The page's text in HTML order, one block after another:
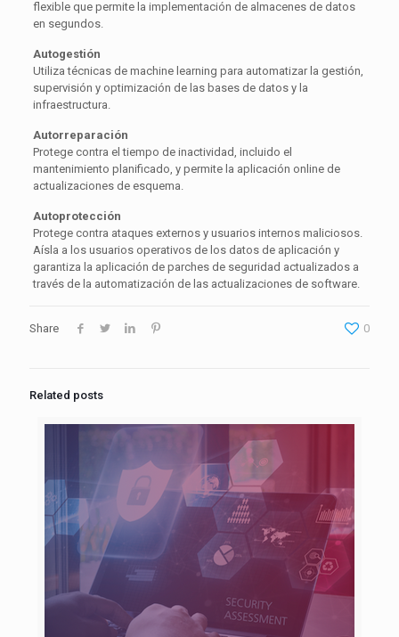
flexible que permite la implementación de almacenes de datos
en segundos.
Autogestión
Utiliza técnicas de machine learning para automatizar la gestión,
supervisión y optimización de las bases de datos y la
infraestructura.
Autorreparación
Protege contra el tiempo de inactividad, incluido el
mantenimiento planificado, y permite la aplicación online de
actualizaciones de esquema.
Autoprotección
Protege contra ataques externos y usuarios internos maliciosos.
Aísla a los usuarios operativos de los datos de aplicación y
garantiza la aplicación de parches de seguridad actualizados a
través de la automatización de las actualizaciones de software.
Share 0
Related posts